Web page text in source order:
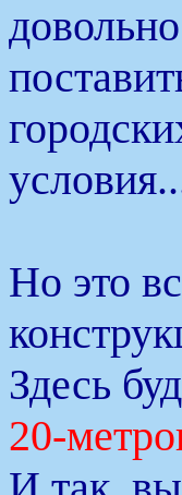
Но это
Здесь
20-